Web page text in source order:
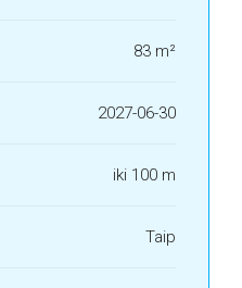
83 m²
2027-06-30
iki 100 m
Taip